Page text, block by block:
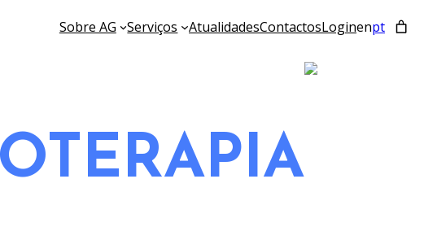
Sobre AG Serviços AtualidadesContactosLoginenpt